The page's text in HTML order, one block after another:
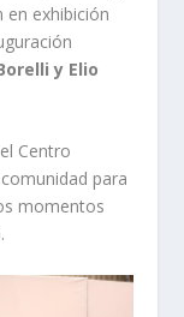
en exhibición
y Elio
Centro
para
momentos